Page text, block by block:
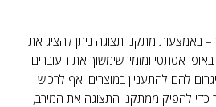
– באמצעות מתקני תצוגה ניתן להציג את
אסתטי ומזמין שימשוך את העוברים
להם להתעניין במוצרים ואף לרכוש
כדי להפיק ממתקני התצוגה את המירב,